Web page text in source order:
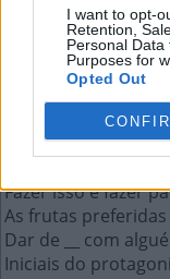
I want to opt-
Retention,
Personal
Purposes for
Opted Out
Mais
Labrador, siamês
Personagem que
Marsupial comum
Atacadista cujo
Mídia em disco em
Fazer isso é fazer
As frutas
Dar de __ com
Iniciais do